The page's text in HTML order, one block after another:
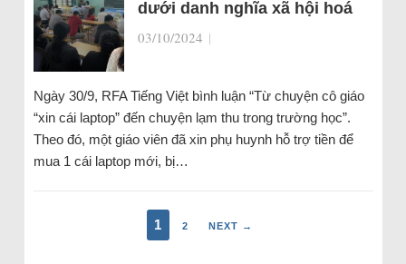
dưới danh nghĩa xã hội hoá
03/10/2024 |
Ngày 30/9, RFA Tiếng Việt bình luận “Từ chuyện cô giáo
“xin cái laptop” đến chuyện lạm thu trong trường học”.
Theo đó, một giáo viên đã xin phụ huynh hỗ trợ tiền để
mua 1 cái laptop mới, bị…
1 2 NEXT →